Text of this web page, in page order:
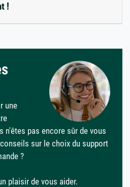
!
une
n'êtes pas encore sûr de vous
sur le choix du support
?
plaisir de vous aider.